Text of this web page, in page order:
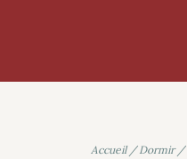
Accueil/Dormir/